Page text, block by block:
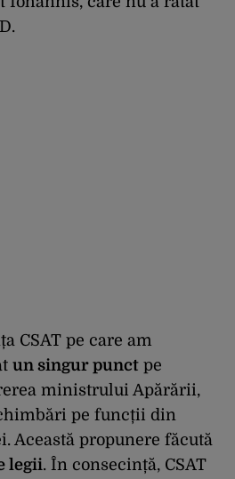
CSAT pe care am
un singur punct pe
ministrului Apărării,
pe funcții din
Această propunere făcută
legii. În consecință, CSAT